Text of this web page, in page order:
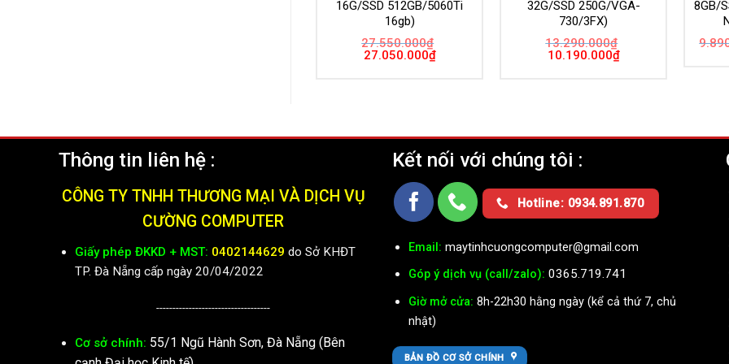
16G/SSD 512GB/5060Ti
16gb)
27.550.000₫
Giá
27.050.000₫Giá
hiện
32G/SSD 250G/VGA-
730/3FX)
13.290.000₫
Giá
10.190.000₫Giá
hiện
8GB/
Thông tin liên hệ :
CÔNG TY TNHH THƯƠNG MẠI VÀ DỊCH VỤ
CƯỜNG COMPUTER
Giấy phép ĐKKD + MST: 0402144629 do Sở KHĐT
TP. Đà Nẵng cấp ngày 20/04/2022
-----------------------------------
Cơ sở chính: 55/1 Ngũ Hành Sơn, Đà Nẵng (Bên
Kết nối với chúng tôi :
Hotline: 0934.891.870
Email: maytinhcuongcomputer@gmail.com
Góp ý dịch vụ (call/zalo): 0365.719.741
Giờ mở cửa: 8h-22h30 hằng ngày (kể cả thứ 7, chủ
nhật)
BẢN ĐỒ CƠ SỞ CHÍNH